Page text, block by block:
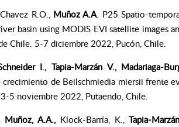
R.O., Muñoz A.A. P25 Spatio-
basin using MODIS EVI satellite images
Chile. 5-7 diciembre 2022, Pucón, Chile.
I., Tapia-Marzán V., Madariaga-
crecimiento de Beilschmiedia miersii frente
5 noviembre 2022, Putaendo, Chile.
Muñoz, A.A.,Klock-Barría, K., Tapia-